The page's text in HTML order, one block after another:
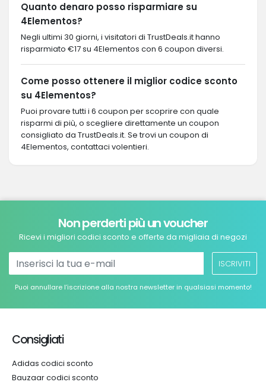
Quanto denaro posso risparmiare su
4Elementos?
Negli ultimi 30 giorni, i visitatori di TrustDeals.it hanno
risparmiato €17 su 4Elementos con 6 coupon diversi.
Come posso ottenere il miglior codice sconto
su 4Elementos?
Puoi provare tutti i 6 coupon per scoprire con quale
risparmi di più, o scegliere direttamente un coupon
consigliato da TrustDeals.it. Se trovi un coupon di
4Elementos, contattaci volentieri.
Non perderti più un voucher
Ricevi i migliori codici sconto e offerte da migliaia di negozi
ISCRIVITI
Puoi annullare l’iscrizione alla nostra newsletter in qualsiasi momento!
Consigliati
Adidas codici sconto
Bauzaar codici sconto